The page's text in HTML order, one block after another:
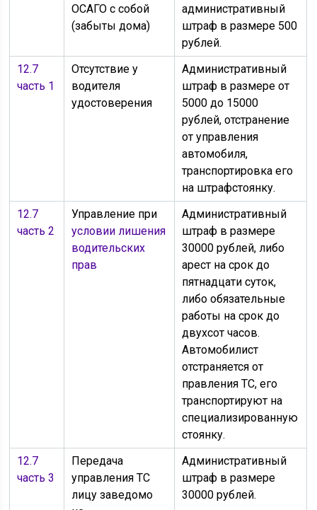
ОСАГО с собой
(забыты дома)
административный
штраф в размере 500
рублей.
12.7
часть 1
Отсутствие у
водителя
удостоверения
Административный
штраф в размере от
5000 до 15000
рублей, отстранение
от управления
автомобиля,
транспортировка его
на штрафстоянку.
12.7
часть 2
Управление при
условии лишения
водительских
прав
Административный
штраф в размере
30000 рублей, либо
арест на срок до
пятнадцати суток,
либо обязательные
работы на срок до
двухсот часов.
Автомобилист
отстраняется от
правления ТС, его
транспортируют на
специализированную
стоянку.
12.7
часть 3
Передача
управления ТС
лицу заведомо
Административный
штраф в размере
30000 рублей.